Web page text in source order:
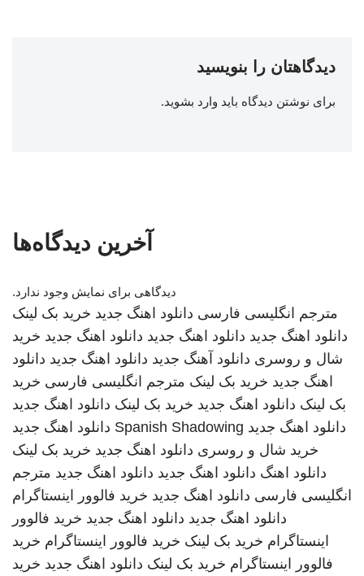
دیدگاهتان را بنویسید
برای نوشتن دیدگاه باید وارد بشوید.
آخرین دیدگاه‌ها
دیدگاهی برای نمایش وجود ندارد.
مترجم انگلیسی فارسی دانلود اهنگ جدید خرید بک لینک
دانلود اهنگ جدید دانلود اهنگ جدید دانلود اهنگ جدید خرید
شال و روسری دانلود آهنگ جدید دانلود اهنگ جدید دانلود
اهنگ جدید خرید بک لینک مترجم انگلیسی فارسی خرید
بک لینک دانلود اهنگ جدید خرید بک لینک دانلود اهنگ جدید
دانلود اهنگ جدید Spanish Shadowing دانلود اهنگ جدید
خرید شال و روسری دانلود اهنگ جدید خرید بک لینک
دانلود اهنگ دانلود اهنگ جدید دانلود اهنگ جدید مترجم
انگلیسی فارسی دانلود اهنگ جدید خرید فالوور اینستاگرام
دانلود اهنگ جدید دانلود اهنگ جدید خرید فالوور
اینستاگرام خرید بک لینک خرید فالوور اینستاگرام خرید
فالوور اینستاگرام خرید بک لینک دانلود اهنگ جدید خرید